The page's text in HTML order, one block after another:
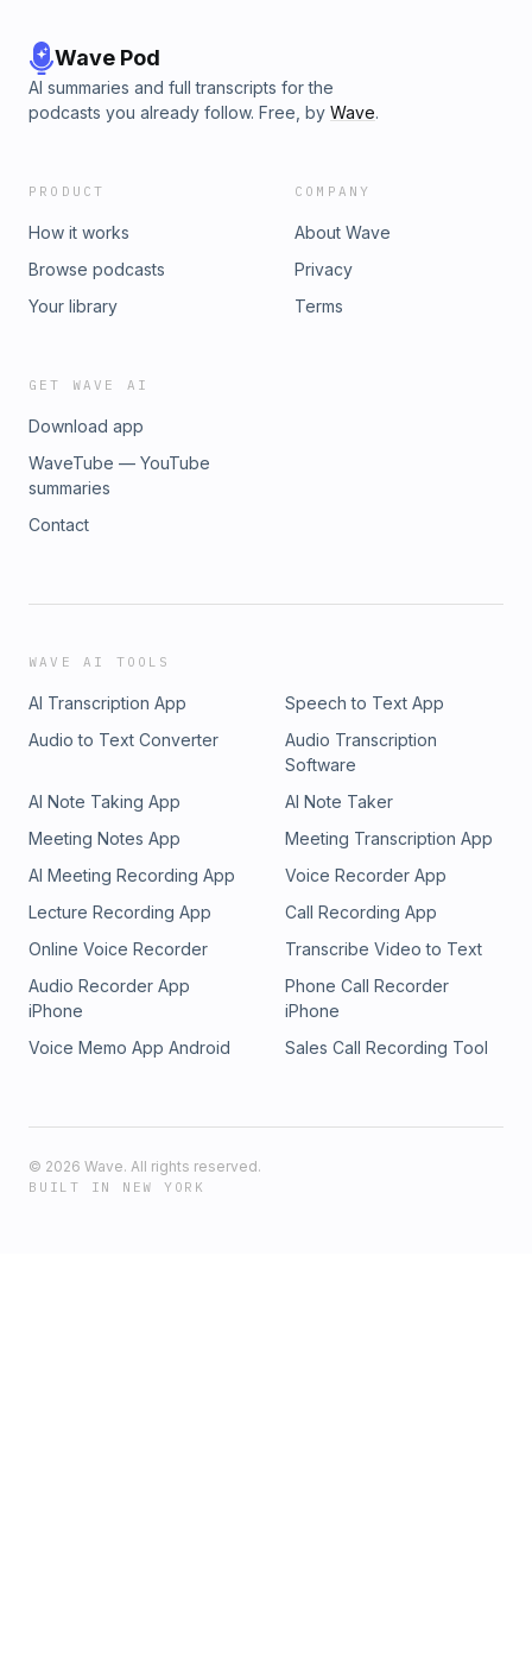
Wave Pod
AI summaries and full transcripts for the
podcasts you already follow. Free, by Wave.
PRODUCT
How it works
Browse podcasts
Your library
COMPANY
About Wave
Privacy
Terms
GET WAVE AI
Download app
WaveTube — YouTube
summaries
Contact
WAVE AI TOOLS
AI Transcription App
Speech to Text App
Audio to Text Converter
Audio Transcription
Software
AI Note Taking App
AI Note Taker
Meeting Notes App
Meeting Transcription App
AI Meeting Recording App
Voice Recorder App
Lecture Recording App
Call Recording App
Online Voice Recorder
Transcribe Video to Text
Audio Recorder App
iPhone
Phone Call Recorder
iPhone
Voice Memo App Android
Sales Call Recording Tool
© 2026 Wave. All rights reserved.
BUILT IN NEW YORK